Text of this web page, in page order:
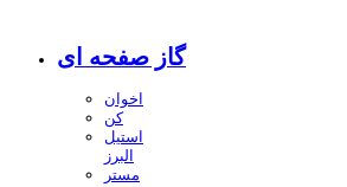
گاز صفحه ای
اخوان
کن
استیل
البرز
مستر